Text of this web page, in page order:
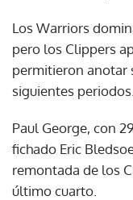
Los Warriors
pero los Clippers
permitieron anotar
siguientes periodos.
Paul George, con
fichado Eric
remontada de los
último cuarto.